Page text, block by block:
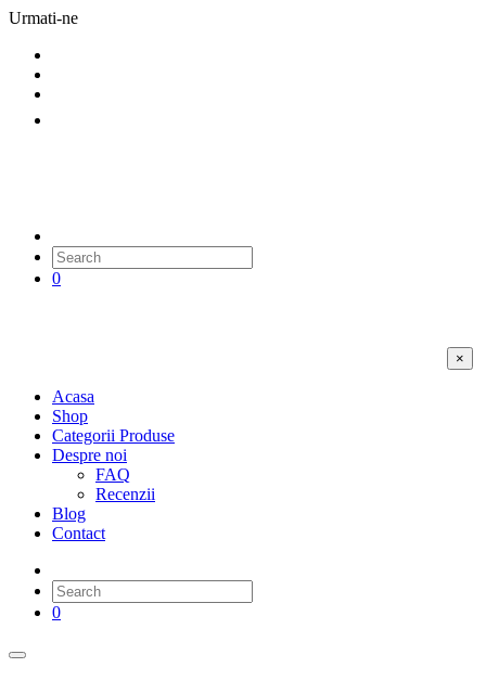
Urmati-ne
0
×
Acasa
Shop
Categorii Produse
Despre noi
FAQ
Recenzii
Blog
Contact
0